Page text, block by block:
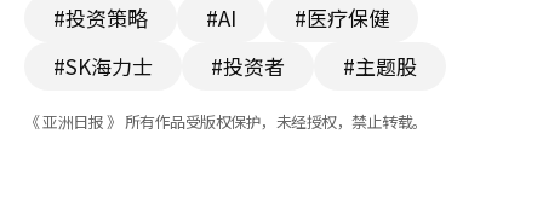
#投资策略
#AI
#医疗保健
#SK海力士
#投资者 #主题股
《 亚洲日报 》 所有作品受版权保护，未经授权，禁止转载。